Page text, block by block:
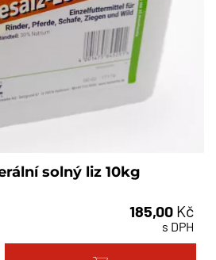
solný liz 10kg
185,00 Kč
s DPH